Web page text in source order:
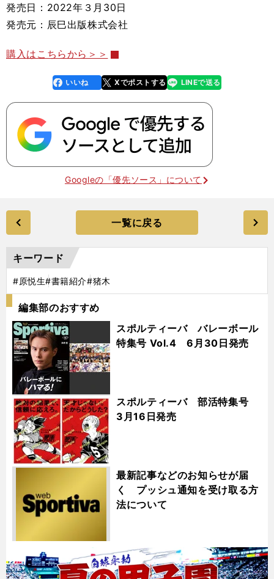
発売日：2022年３月30日
発売元：辰巳出版株式会社
購入はこちらから＞＞
faceboo
k
いいね Xでポストする
line LINEで送る
Googleの「優先ソース」について
一覧に戻る
キーワード
#原悦生#書籍紹介#猪木
編集部のおすすめ
スポルティーバ バレーボール
特集号 Vol.4 6月30日発売
スポルティーバ 部活特集号
3月16日発売
最新記事などのお知らせが届
く プッシュ通知を受け取る方
法について